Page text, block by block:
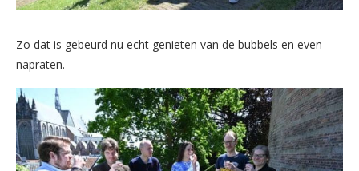
Zo dat is gebeurd nu echt genieten van de bubbels en even
napraten.